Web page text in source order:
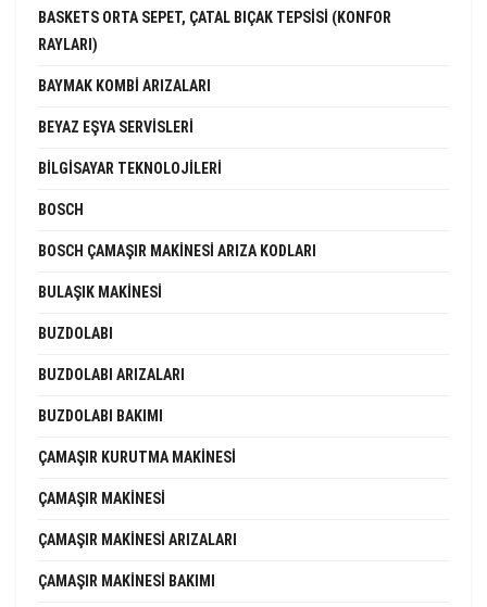
BASKETS ORTA SEPET, ÇATAL BIÇAK TEPSISI (KONFOR
RAYLARI)
BAYMAK KOMBI ARIZALARI
BEYAZ EŞYA SERVISLERI
BILGISAYAR TEKNOLOJILERI
BOSCH
BOSCH ÇAMAŞIR MAKINESI ARIZA KODLARI
BULAŞIK MAKINESI
BUZDOLABI
BUZDOLABI ARIZALARI
BUZDOLABI BAKIMI
ÇAMAŞIR KURUTMA MAKINESI
ÇAMAŞIR MAKINESI
ÇAMAŞIR MAKINESI ARIZALARI
ÇAMAŞIR MAKINESI BAKIMI